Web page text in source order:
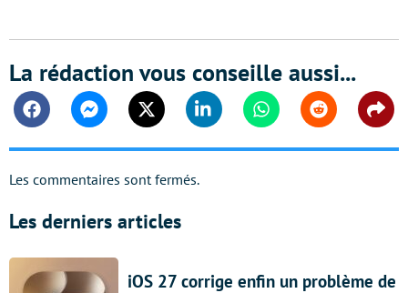
La rédaction vous conseille aussi...
FacebookMessengerTwitter Linkedin WhatsappReddit
Les commentaires sont fermés.
Les derniers articles
iOS 27 corrige enfin un problème de